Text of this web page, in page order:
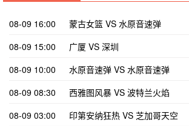
08-09 16:00
蒙古女篮 VS 水原音速弹
08-09 15:00
广厦 VS 深圳
08-09 10:00
水原音速弹 VS 水原音速弹
08-09 08:30
西雅图风暴 VS 波特兰火焰
08-09 03:00
印第安纳狂热 VS 芝加哥天空